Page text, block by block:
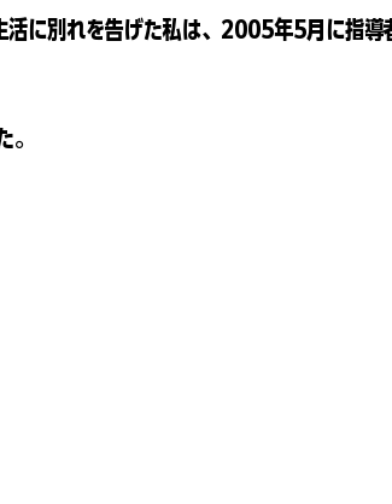
に別れを告げた私は、2005年5月に指導
。